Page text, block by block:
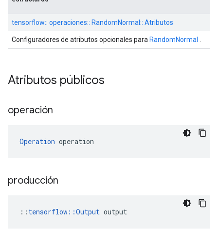
tensorflow:: operaciones:: RandomNormal:: Atributos
Configuradores de atributos opcionales para RandomNormal
Atributos públicos
operación
Operation operation
producción
:: tensorflow::Output output